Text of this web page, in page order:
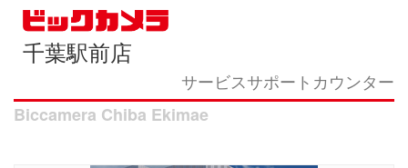
千葉駅前店
サービスサポートカウンター
Biccamera Chiba Ekimae